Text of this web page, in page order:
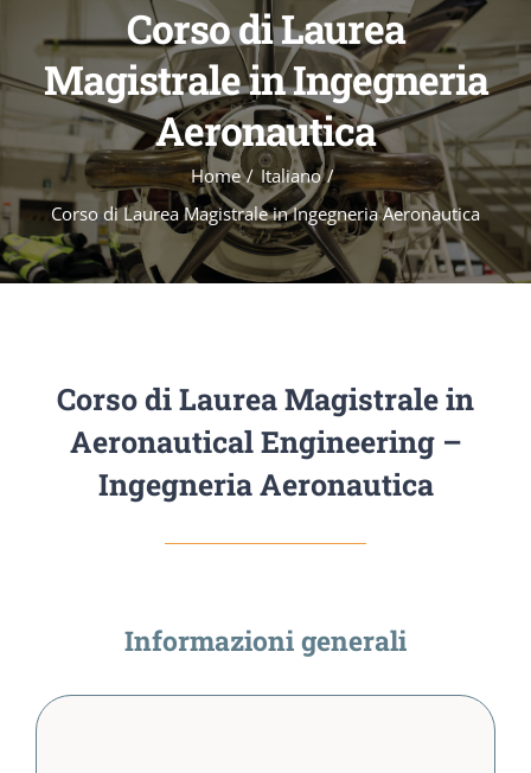
Corso di Laurea
Magistrale in Ingegneria
Aeronautica
Home
Italiano
Corso di Laurea Magistrale in Ingegneria Aeronautica
Corso di Laurea Magistrale in
Aeronautical Engineering –
Ingegneria Aeronautica
Informazioni generali